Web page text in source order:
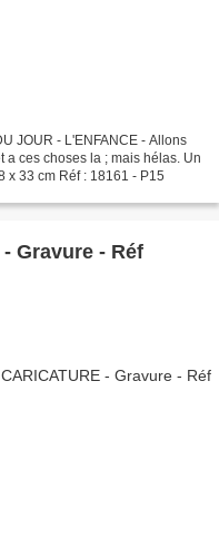
JOUR - L'ENFANCE - Allons
a ces choses la ; mais hélas. Un
x 33 cm Réf : 18161 - P15
Gravure - Réf